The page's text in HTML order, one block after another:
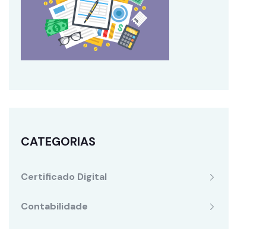
CATEGORIAS
Certificado Digital
Contabilidade